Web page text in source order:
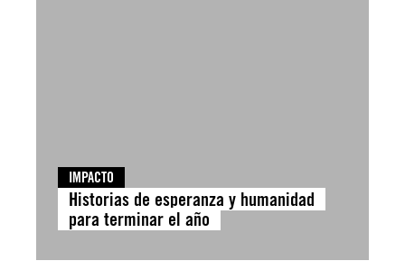
IMPACTO
Historias de esperanza y humanidad
para terminar el año